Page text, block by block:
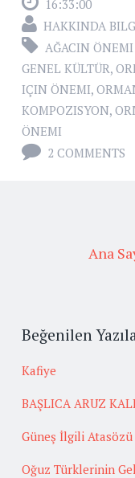
16:33:00
HAKKINDA
AĞACIN
GENEL KÜLTÜR,
IÇIN ÖNEMI,
KOMPOZISYON,
ÖNEMI
2 COMMENTS
Ana
Beğenilen
Kafiye
BAŞLICA ARUZ
Güneş İlgili
Oğuz Türklerinin